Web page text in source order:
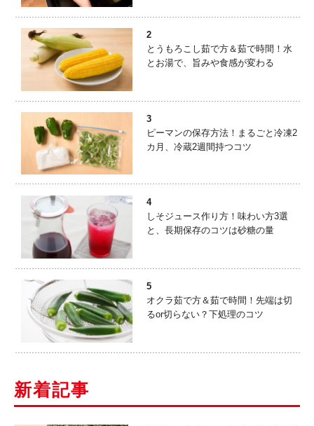
2
とうもろこし茹で方＆茹で時間！水
とお湯で、旨みや食感が変わる
3
ピーマンの保存方法！まるごと冷凍2
カ月、冷蔵2週間持つコツ
4
しそジュース作り方！味わい方3選
と、長期保存のコツは砂糖の量
5
オクラ茹で方＆茹で時間！先端は切
るor切らない？下処理のコツ
新着記事